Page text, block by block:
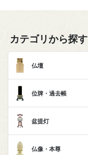
カテゴリから探す
仏壇
位牌・過去帳
盆提灯
仏像・本尊